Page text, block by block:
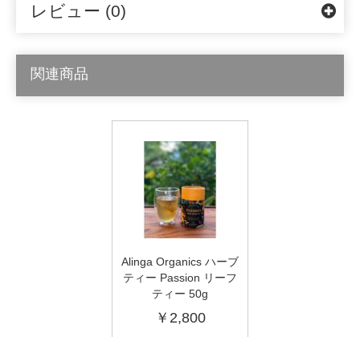
レビュー (0)
関連商品
Alinga Organics ハーブ
ティー Passion リーフ
ティー 50g
￥2,800